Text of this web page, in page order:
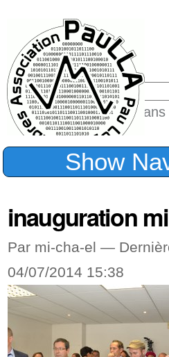
Chercher par
Seulement
Recherche
Show
inauguration
Par mi-cha-el —
04/07/2014 15:38